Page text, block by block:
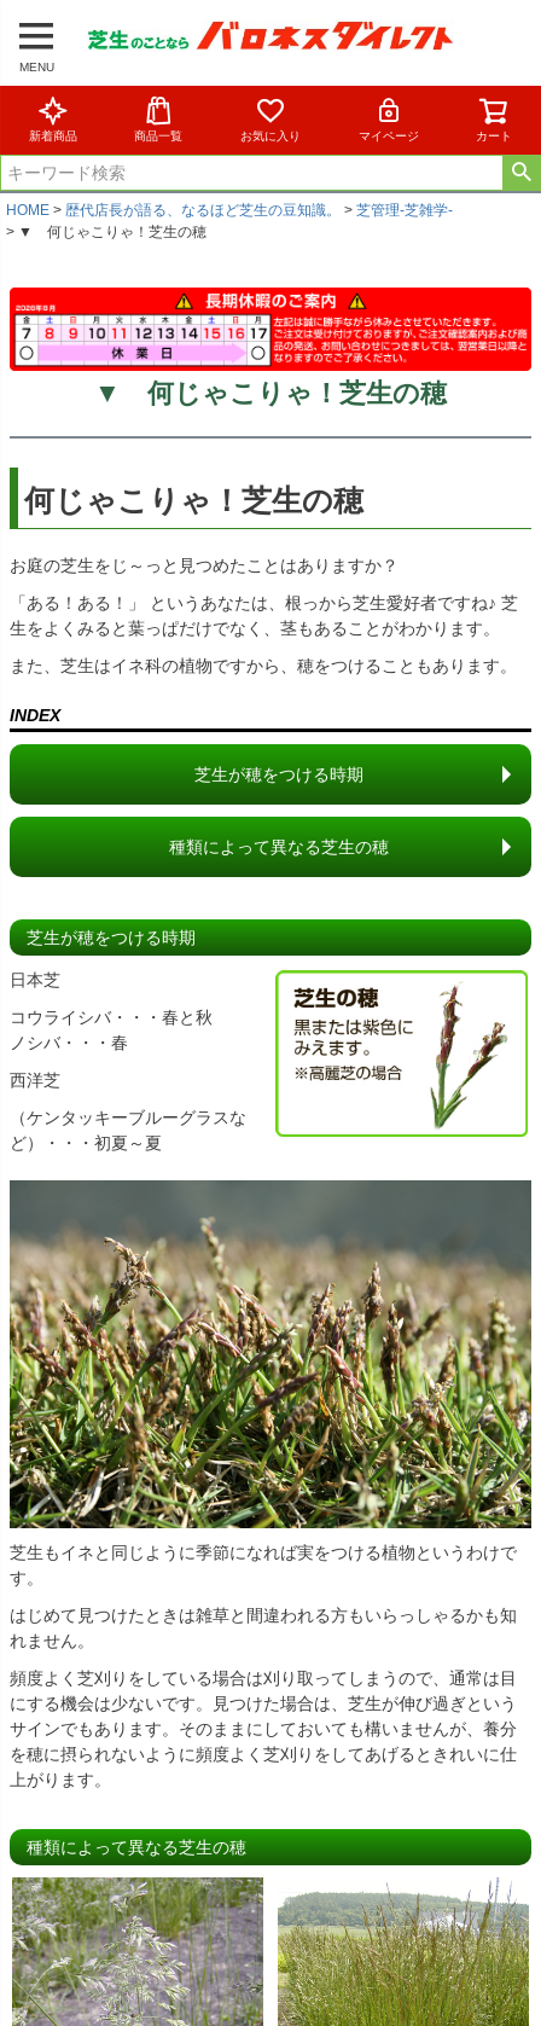
MENU
新着商品 商品一覧 お気に入り マイページ カート
HOME 歴代店長が語る、なるほど芝生の豆知識。
芝管理-芝雑学-
▼ 何じゃこりゃ！芝生の穂
▼ 何じゃこりゃ！芝生の穂
何じゃこりゃ！芝生の穂
お庭の芝生をじ～っと見つめたことはありますか？
「ある！ある！」 というあなたは、根っから芝生愛好者ですね♪ 芝
生をよくみると葉っぱだけでなく、茎もあることがわかります。
また、芝生はイネ科の植物ですから、穂をつけることもあります。
INDEX
芝生が穂をつける時期
種類によって異なる芝生の穂
芝生が穂をつける時期
日本芝
コウライシバ・・・春と秋
ノシバ・・・春
西洋芝
（ケンタッキーブルーグラスな
ど）・・・初夏～夏
芝生もイネと同じように季節になれば実をつける植物というわけで
す。
はじめて見つけたときは雑草と間違われる方もいらっしゃるかも知
れません。
頻度よく芝刈りをしている場合は刈り取ってしまうので、通常は目
にする機会は少ないです。見つけた場合は、芝生が伸び過ぎという
サインでもあります。そのままにしておいても構いませんが、養分
を穂に摂られないように頻度よく芝刈りをしてあげるときれいに仕
上がります。
種類によって異なる芝生の穂